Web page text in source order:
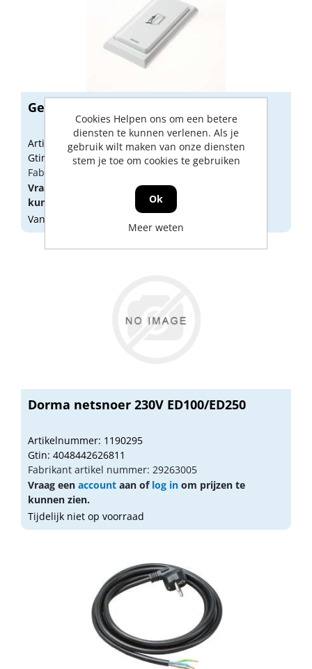
Geze elleboogschakelaar wit
Artikelnummer: 1185305
Gtin: 4042938140782
Fabrikant artikel nummer: 114078
Vraag een
aan oflog in
kunnen zien.
Vandaag besteld, morgen geleverd
Dorma netsnoer 230V ED100/ED250
Artikelnummer: 1190295
Gtin: 4048442626811
Fabrikant artikel nummer: 29263005
Vraag een account aan of log in om prijzen te
kunnen zien.
Tijdelijk niet op voorraad
Cookies Helpen ons om een betere
diensten te kunnen verlenen. Als je
gebruik wilt maken van onze diensten
stem je toe om cookies te gebruiken
Ok
Meer weten